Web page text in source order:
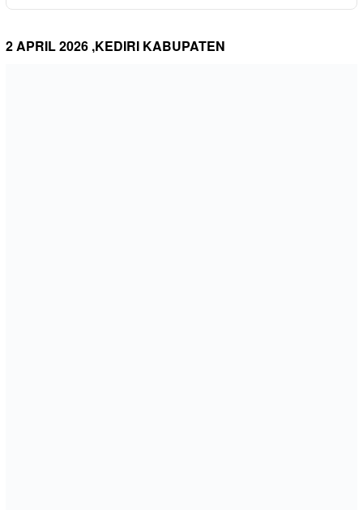
2 APRIL 2026 ,KEDIRI KABUPATEN